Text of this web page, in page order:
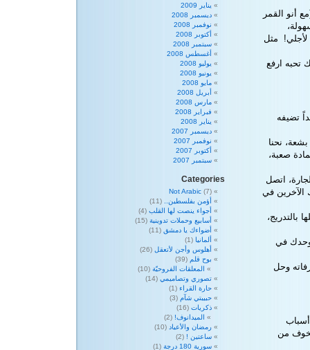
أنو القمر
مثل
تحبه ارفع
تضيفه
نحنا
صعبة،
اتصل
الآخرين في
بالتدريج،
في
وحل
من
يناير 2009
ديسمبر 2008
نوفمبر 2008
أكتوبر 2008
سبتمبر 2008
أغسطس 2008
يوليو 2008
يونيو 2008
مايو 2008
أبريل 2008
مارس 2008
فبراير 2008
يناير 2008
ديسمبر 2007
نوفمبر 2007
أكتوبر 2007
سبتمبر 2007
Categories
Not Arabic (7)
أؤمن بفلسطين..
(11)
أجواء ينصت لها القلب (4)
أسابيع وحملات تدوينية (15)
أضواءك يا دمشق (11)
ألمانيا (1)
أهلوس وأجن لأتعقل (26)
بوح قلم (39)
المعلقات الفروحيّة (10)
تصوري وتصاميمي (14)
حارة القراء (1)
حبيبتي شآم (3)
ذكريات (16)
الميدانوف! (2)
رمضان والأعياد (10)
ساعتين ! (2)
سورية 180 درجة
(1)